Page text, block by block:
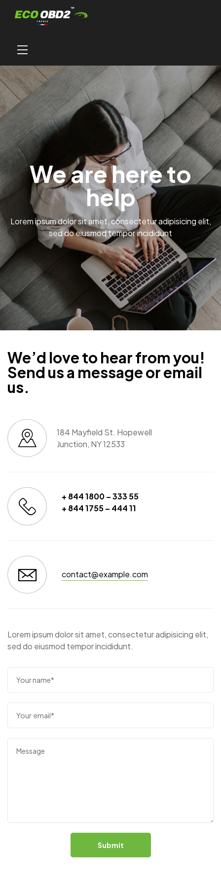
We are here to
help
Lorem ipsum dolor sit amet, consectetur adipisicing elit,
sed do eiusmod tempor incididunt
We’d love to hear from you!
Send us a message or email
us.
184 Mayfield St. Hopewell
Junction, NY 12533
+ 844 1800 – 333 55
+ 844 1755 – 444 11
contact@example.com
Lorem ipsum dolor sit amet, consectetur adipisicing elit,
sed do eiusmod tempor incididunt.
Submit